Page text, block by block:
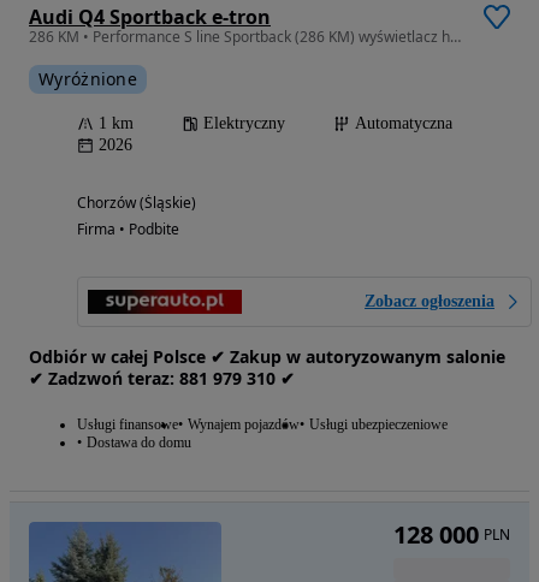
Audi Q4 Sportback e-tron
286 KM • Performance S line Sportback (286 KM) wyświetlacz head-up
Wyróżnione
1 km Elektryczny
Automatyczna
2026
Chorzów (Śląskie)
Firma • Podbite
Zobacz ogłoszenia
Odbiór w całej Polsce ✔ Zakup w autoryzowanym salonie
✔ Zadzwoń‎ t‎eraz: ‎881‎ 979‎ 310 ✔
Usługi finansowe Wynajem pojazdów Usługi ubezpieczeniowe
Dostawa do domu
128 000 PLN